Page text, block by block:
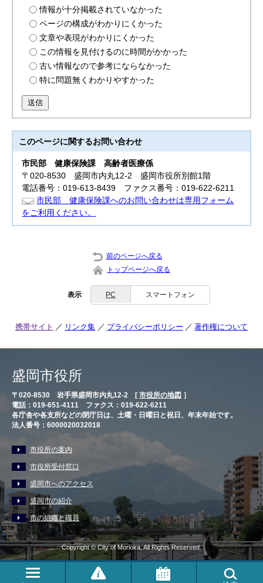
情報が十分掲載されていなかった
ページの構成がわかりにくかった
文章や表現がわかりにくかった
この情報を見付けるのに時間がかかった
古い情報なので参考にならなかった
特に問題無くわかりやすかった
送信
このページに関するお問い合わせ
市民部健康保険課 高齢者医療係
〒020-8530 盛岡市内丸12-2 盛岡市役所別館1階
電話番号：019-613-8439 ファクス番号：019-622-6211
市民部 健康保険課へのお問い合わせは専用フォーム
をご利用ください。
前のページへ戻る
トップページへ戻る
表示 PC スマートフォン
携帯サイト リンク集 プライバシーポリシー 著作権について
盛岡市役所
〒020-8530 岩手県盛岡市内丸12-2 [ 市役所の地図 ］
電話：019-651-4111 ファクス：019-622-6211
各庁舎や各支所などの閉庁日は、土曜・日曜日と祝日、年末年始です。
法人番号：6000020032018
市役所の案内
市役所受付窓口
盛岡市へのアクセス
盛岡市の紹介
市の組織と職員
Copyright © City of Morioka, All Rights Reserved.